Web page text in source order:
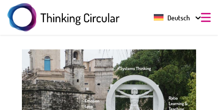
Deutsch